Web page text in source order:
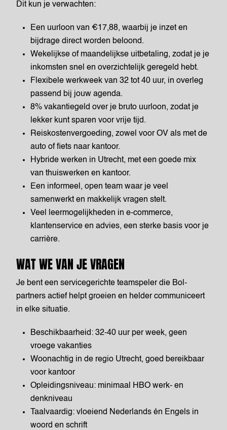
Dit kun je verwachten:
Een uurloon van €17,88, waarbij je inzet en
bijdrage direct worden beloond.
Wekelijkse of maandelijkse uitbetaling, zodat je je
inkomsten snel en overzichtelijk geregeld hebt.
Flexibele werkweek van 32 tot 40 uur, in overleg
passend bij jouw agenda.
8% vakantiegeld over je bruto uurloon, zodat je
lekker kunt sparen voor vrije tijd.
Reiskostenvergoeding, zowel voor OV als met de
auto of fiets naar kantoor.
Hybride werken in Utrecht, met een goede mix
van thuiswerken en kantoor.
Een informeel, open team waar je veel
samenwerkt en makkelijk vragen stelt.
Veel leermogelijkheden in e-commerce,
klantenservice en advies, een sterke basis voor je
carrière.
WAT WE VAN JE VRAGEN
Je bent een servicegerichte teamspeler die Bol-
partners actief helpt groeien en helder communiceert
in elke situatie.
Beschikbaarheid: 32-40 uur per week, geen
vroege vakanties
Woonachtig in de regio Utrecht, goed bereikbaar
voor kantoor
Opleidingsniveau: minimaal HBO werk- en
denkniveau
Taalvaardig: vloeiend Nederlands én Engels in
woord en schrift